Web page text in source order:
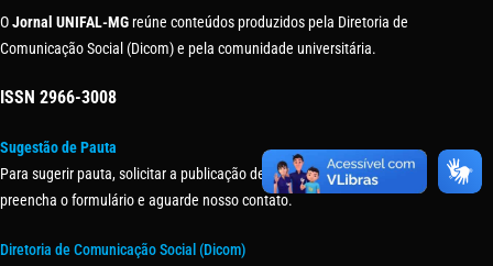
OJornal UNIFAL-MG reúne conteúdos produzidos pela Diretoria de
Comunicação Social (Dicom) e pela comunidade universitária.
ISSN 2966-3008
Sugestão de Pauta
Para sugerir pauta, solicitar a publicação de uma matéria ou evento,
preencha o formulário e aguarde nosso contato.
Diretoria de Comunicação Social (Dicom)